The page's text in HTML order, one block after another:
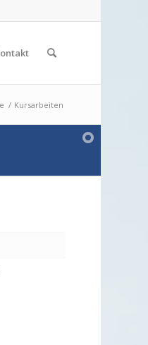
/ Kursarbeiten